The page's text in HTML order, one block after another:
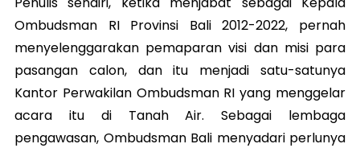
Ombudsman RI Provinsi Bali 2012-2022, pernah
menyelenggarakan pemaparan visi dan misi para
pasangan calon, dan itu menjadi satu-satunya
Kantor Perwakilan Ombudsman RI yang menggelar
acara itu di Tanah Air. Sebagai lembaga
pengawasan, Ombudsman Bali menyadari perlunya